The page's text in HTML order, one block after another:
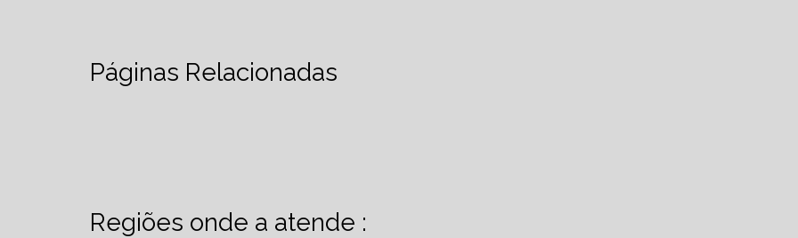
Páginas Relacionadas
Regiões onde a atende :